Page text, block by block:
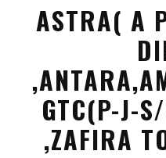
ASTRA( A
GTC(P-J-
,ZAFIRA